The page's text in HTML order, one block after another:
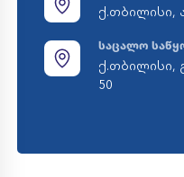
ქ.თბილისი,
საცალო
ქ.თბილისი,
50